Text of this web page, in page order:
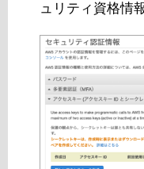
ュリティ資格情